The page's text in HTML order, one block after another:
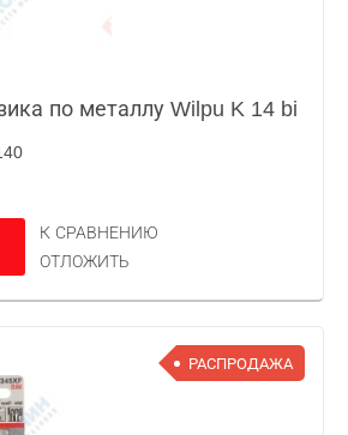
по металлу Wilpu K 14 bi
К СРАВНЕНИЮ
ОТЛОЖИТЬ
РАСПРОДАЖА